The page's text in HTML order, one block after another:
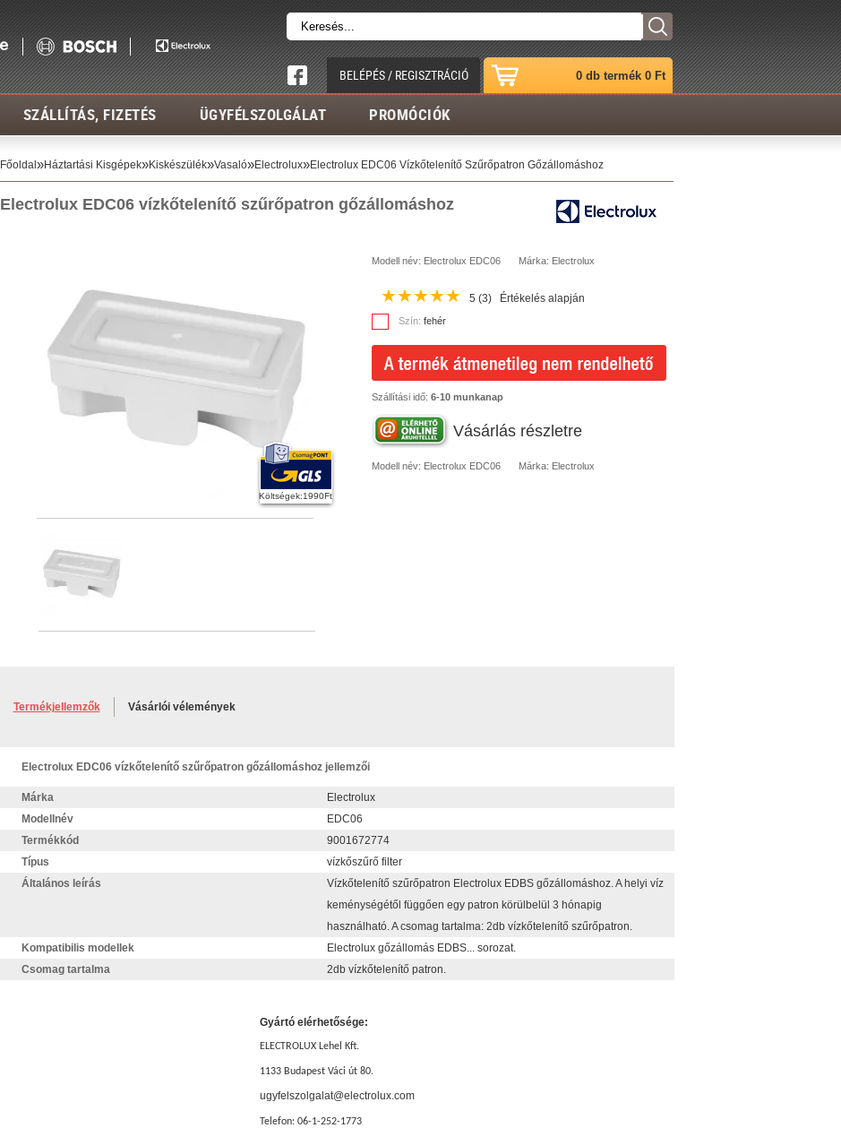
SZÁLLÍTÁS, FIZETÉS ÜGYFÉLSZOLGÁLAT PROMÓCIÓK
0 db termék 0 Ft
BELÉPÉS / REGISZTRÁCIÓ
Főoldal»Háztartási Kisgépek»Kiskészülék»Vasaló»Electrolux»Electrolux EDC06 Vízkőtelenítő Szűrőpatron Gőzállomáshoz
Electrolux EDC06 vízkőtelenítő szűrőpatron gőzállomáshoz
Költségek:1990Ft
Modell név: Electrolux EDC06 Márka: Electrolux
★★★★★ 5 (3)Értékelés alapján
Szín: fehér
Szállítási idő: 6-10 munkanap
Vásárlás részletre
Modell név: Electrolux EDC06 Márka: Electrolux
Termékjellemzők Vásárlói vélemények
Electrolux EDC06 vízkőtelenítő szűrőpatron gőzállomáshoz jellemzői
Márka
Electrolux
Modellnév
EDC06
Termékkód
9001672774
Típus
vízkőszűrő filter
Általános leírás
Vízkőtelenítő szűrőpatron Electrolux EDBS gőzállomáshoz. A helyi víz
keménységétől függően egy patron körülbelül 3 hónapig
használható. A csomag tartalma: 2db vízkőtelenítő szűrőpatron.
Kompatibilis modellek
Electrolux gőzállomás EDBS... sorozat.
Csomag tartalma
2db vízkőtelenítő patron.
Gyártó elérhetősége:
ELECTROLUX Lehel Kft.
1133 Budapest Váci út 80.
ugyfelszolgalat@electrolux.com
Telefon: 06-1-252-1773